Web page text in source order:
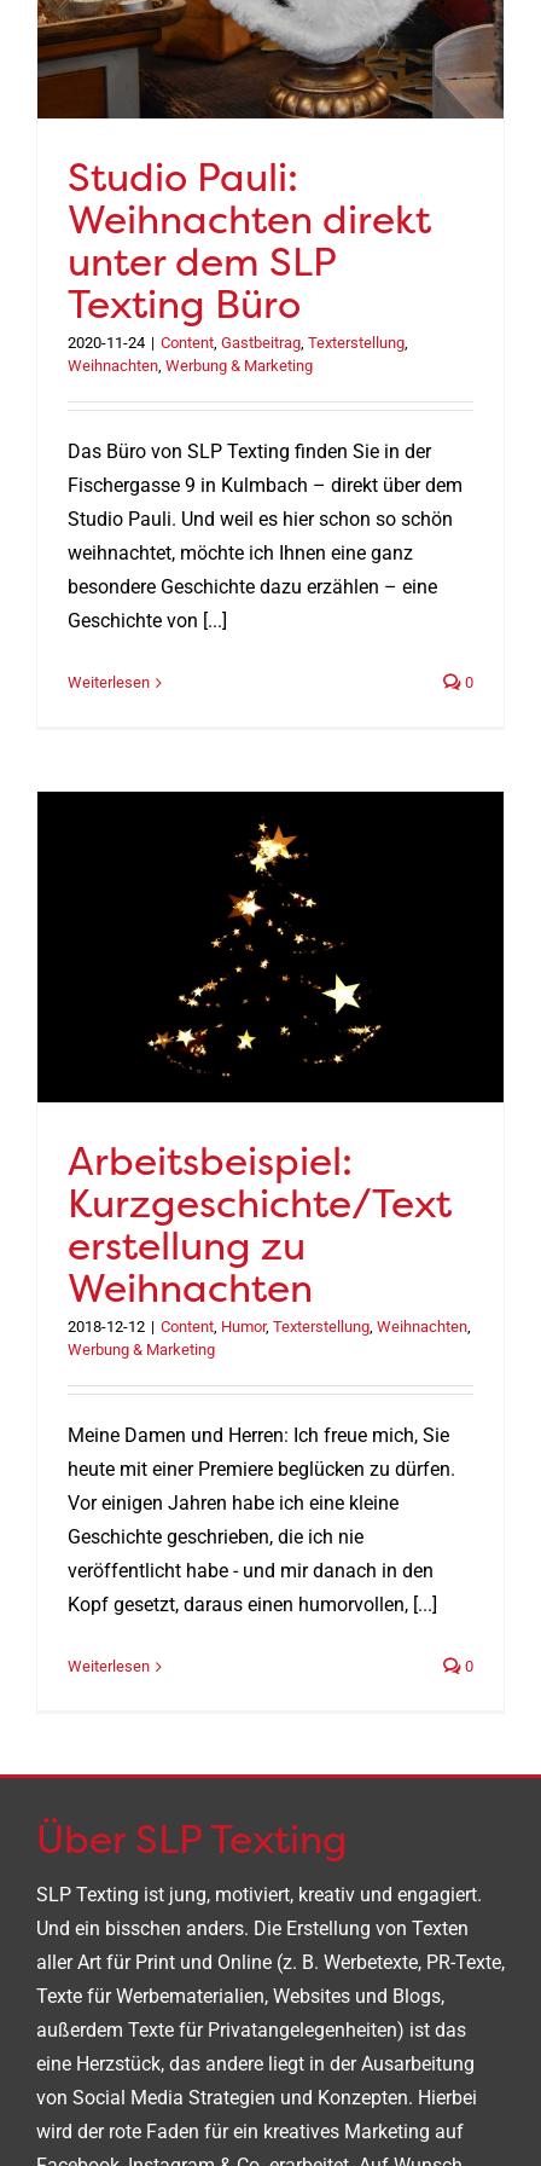
Studio Pauli:
Weihnachten direkt
unter dem SLP
Texting Büro
2020-11-24 | Content, Gastbeitrag, Texterstellung,
Weihnachten, Werbung & Marketing
Das Büro von SLP Texting finden Sie in der
Fischergasse 9 in Kulmbach – direkt über dem
Studio Pauli. Und weil es hier schon so schön
weihnachtet, möchte ich Ihnen eine ganz
besondere Geschichte dazu erzählen – eine
Geschichte von [...]
Weiterlesen 0
Arbeitsbeispiel:
Kurzgeschichte/Text
erstellung zu
Weihnachten
2018-12-12 | Content, Humor, Texterstellung, Weihnachten,
Werbung & Marketing
Meine Damen und Herren: Ich freue mich, Sie
heute mit einer Premiere beglücken zu dürfen.
Vor einigen Jahren habe ich eine kleine
Geschichte geschrieben, die ich nie
veröffentlicht habe - und mir danach in den
Kopf gesetzt, daraus einen humorvollen, [...]
Weiterlesen 0
Über SLP Texting
SLP Texting ist jung, motiviert, kreativ und engagiert.
Und ein bisschen anders. Die Erstellung von Texten
aller Art für Print und Online (z. B. Werbetexte, PR-Texte,
Texte für Werbematerialien, Websites und Blogs,
außerdem Texte für Privatangelegenheiten) ist das
eine Herzstück, das andere liegt in der Ausarbeitung
von Social Media Strategien und Konzepten. Hierbei
wird der rote Faden für ein kreatives Marketing auf